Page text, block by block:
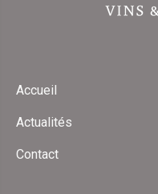
Accueil
Actualités
Contact